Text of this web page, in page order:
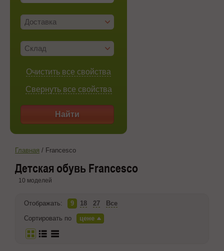
Доставка
Склад
Очистить все свойства
Свернуть все свойства
Найти
Главная / Francesco
Детская обувь Francesco
10 моделей
Отображать: 9 18 27
Все
Сортировать по
цене